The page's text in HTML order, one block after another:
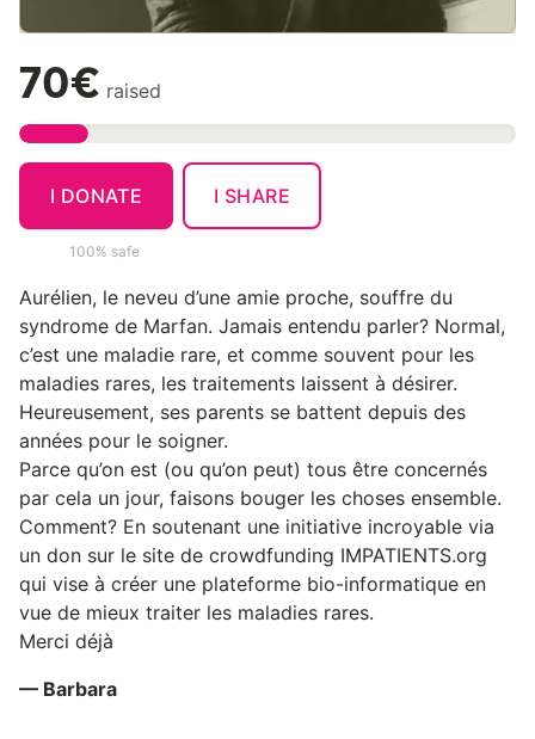
70€ raised
I DONATE
100% safe
I SHARE
Aurélien, le neveu d’une amie proche, souffre du
syndrome de Marfan. Jamais entendu parler? Normal,
c’est une maladie rare, et comme souvent pour les
maladies rares, les traitements laissent à désirer.
Heureusement, ses parents se battent depuis des
années pour le soigner.
Parce qu’on est (ou qu’on peut) tous être concernés
par cela un jour, faisons bouger les choses ensemble.
Comment? En soutenant une initiative incroyable via
un don sur le site de crowdfunding IMPATIENTS.org
qui vise à créer une plateforme bio-informatique en
vue de mieux traiter les maladies rares.
Merci déjà
— Barbara